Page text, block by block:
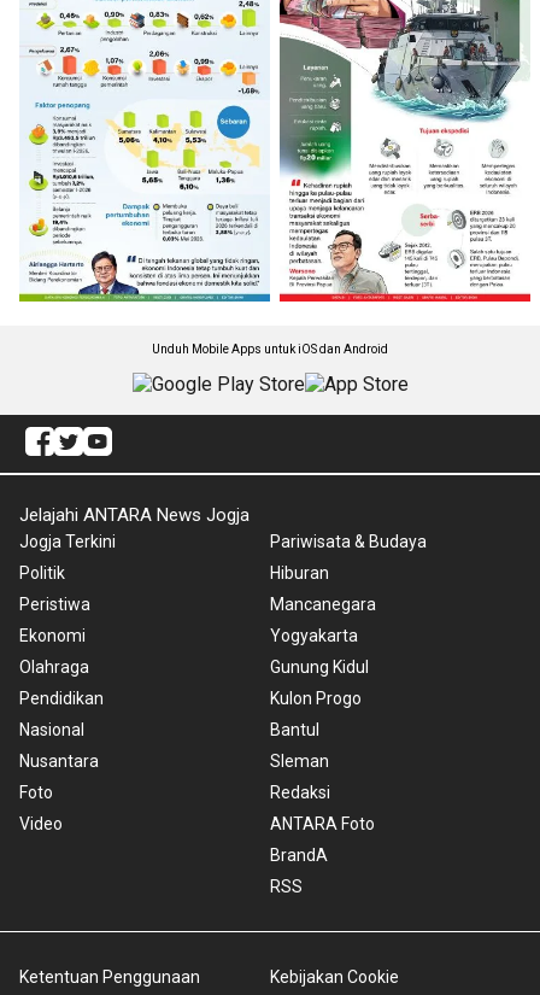
Unduh Mobile Apps untuk iOS dan Android
Jelajahi ANTARA News Jogja
Jogja Terkini
Politik
Peristiwa
Ekonomi
Olahraga
Pendidikan
Nasional
Nusantara
Foto
Video
Pariwisata & Budaya
Hiburan
Mancanegara
Yogyakarta
Gunung Kidul
Kulon Progo
Bantul
Sleman
Redaksi
ANTARA Foto
BrandA
RSS
Ketentuan Penggunaan Kebijakan Cookie